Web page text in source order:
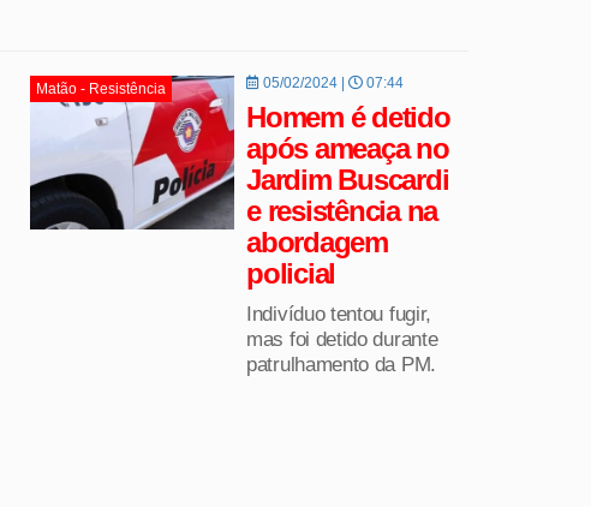
Matão - Resistência 05/02/2024 | 07:44
Homem é detido
após ameaça no
Jardim Buscardi
e resistência na
abordagem
policial
Indivíduo tentou fugir,
mas foi detido durante
patrulhamento da PM.